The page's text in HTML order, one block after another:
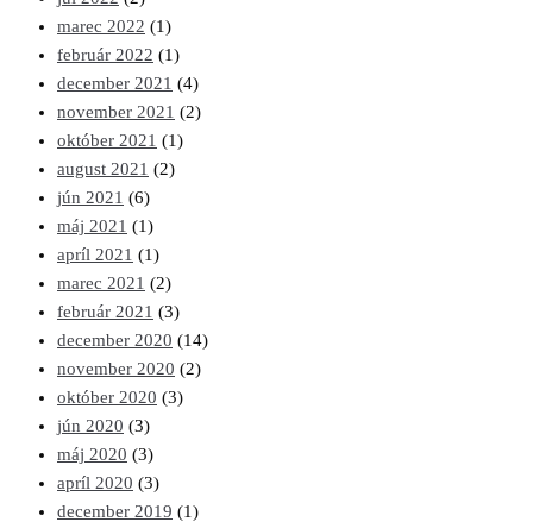
marec 2022 (1)
február 2022 (1)
december 2021 (4)
november 2021 (2)
október 2021 (1)
august 2021 (2)
jún 2021 (6)
máj 2021 (1)
apríl 2021 (1)
marec 2021 (2)
február 2021 (3)
december 2020 (14)
november 2020 (2)
október 2020 (3)
jún 2020 (3)
máj 2020 (3)
apríl 2020 (3)
december 2019 (1)